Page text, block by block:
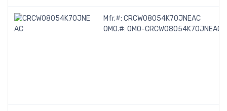
Mfr.#: CRCW08054K70JNEAC
OMO.#: OMO-CRCW08054K70JNEAC